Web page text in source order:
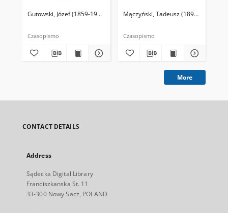
Gutowski, Józef (1859-1916). Redaktor
Czasopismo
Mączyński, Tadeusz (1898-1955).
Czasopismo
More
CONTACT DETAILS
Address
Sądecka Digital Library
Franciszkanska St. 11
33-300 Nowy Sacz, POLAND